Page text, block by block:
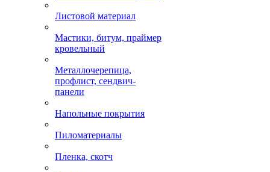
Листовой материал
Мастики, битум, праймер
кровельный
Металлочерепица,
профлист, сендвич-
панели
Напольные покрытия
Пиломатериалы
Пленка, скотч